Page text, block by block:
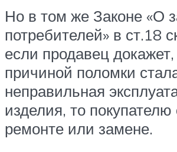
Но в том же Законе «О
потребителей» в ст.18
если продавец
причиной поломки
неправильная
изделия, то покупателю
ремонте или замене.